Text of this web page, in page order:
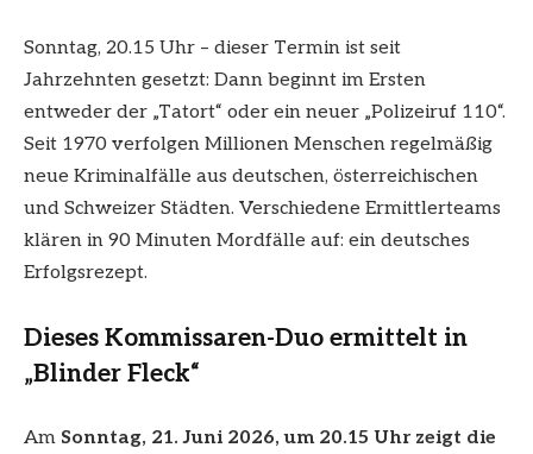
Sonntag, 20.15 Uhr – dieser Termin ist seit
Jahrzehnten gesetzt: Dann beginnt im Ersten
entweder der „Tatort“ oder ein neuer „Polizeiruf 110“.
Seit 1970 verfolgen Millionen Menschen regelmäßig
neue Kriminalfälle aus deutschen, österreichischen
und Schweizer Städten. Verschiedene Ermittlerteams
klären in 90 Minuten Mordfälle auf: ein deutsches
Erfolgsrezept.
Dieses Kommissaren-Duo ermittelt in
„Blinder Fleck“
Am Sonntag, 21. Juni 2026, um 20.15 Uhr zeigt die